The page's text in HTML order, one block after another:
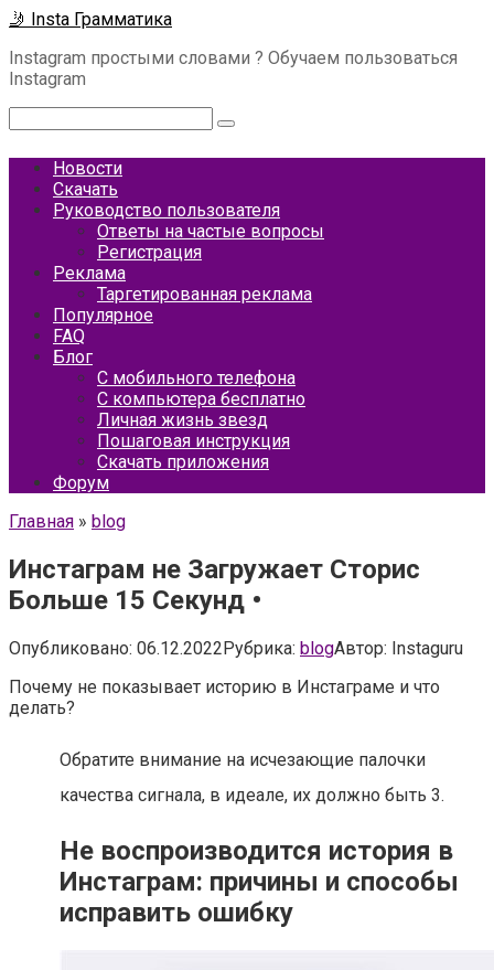
Перейти
контенту
🤳 Insta Грамматика
Instagram простыми словами ? Обучаем пользоваться
Instagram
Новости
Скачать
Руководство пользователя
Ответы на частые вопросы
Регистрация
Реклама
Таргетированная реклама
Популярное
FAQ
Блог
С мобильного телефона
С компьютера бесплатно
Личная жизнь звезд
Пошаговая инструкция
Скачать приложения
Форум
Главная » blog
Инстаграм не Загружает Сторис
Больше 15 Секунд •
Опубликовано: 06.12.2022Рубрика: blogАвтор: Instaguru
Почему не показывает историю в Инстаграме и что
делать?
Обратите внимание на исчезающие палочки
качества сигнала, в идеале, их должно быть 3.
Не воспроизводится история в
Инстаграм: причины и способы
исправить ошибку